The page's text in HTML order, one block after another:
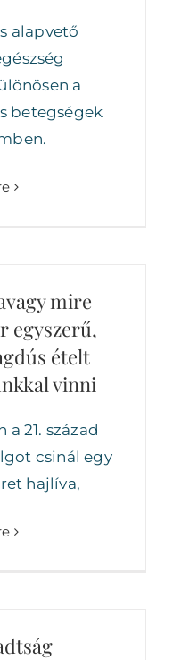
alapvető
a
betegségek
mire
egyszerű,
ételt
vinni
21. század
csinál egy
hajlíva,